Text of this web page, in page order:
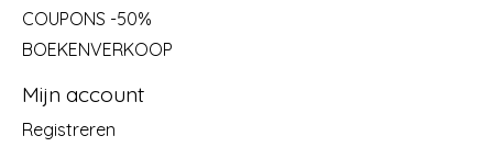
COUPONS -50%
BOEKENVERKOOP
Mijn account
Registreren